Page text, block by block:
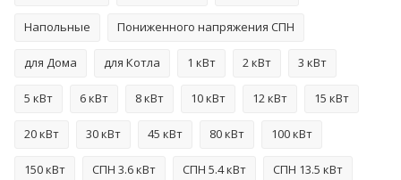
Напольные Пониженного напряжения СПН
для Дома для Котла 1 кВт 2 кВт 3 кВт
5 кВт 6 кВт 8 кВт 10 кВт 12 кВт 15 кВт
20 кВт 30 кВт 45 кВт 80 кВт 100 кВт
150 кВт СПН 3.6 кВт СПН 5.4 кВт СПН 13.5 кВт